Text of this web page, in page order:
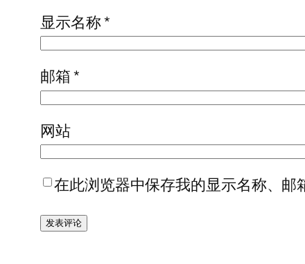
显示名称*
邮箱*
网站
在此浏览器中保存我的显示名称、邮